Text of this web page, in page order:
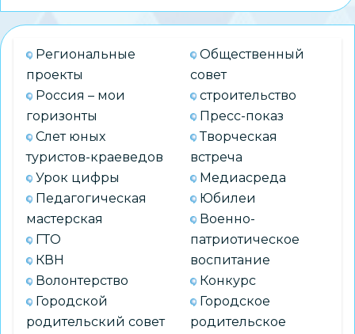
школы
№
119
Региональные
проекты
Россия – мои
горизонты
Слет юных
туристов-краеведов
Урок цифры
Педагогическая
мастерская
ГТО
КВН
Волонтерство
Городской
родительский совет
Общественный
совет
строительство
Пресс-показ
Творческая
встреча
Медиасреда
Юбилеи
Военно-
патриотическое
воспитание
Конкурс
Городское
родительское